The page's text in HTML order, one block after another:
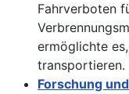
Fahrverboten
ermöglichte
transportieren.
Forschung